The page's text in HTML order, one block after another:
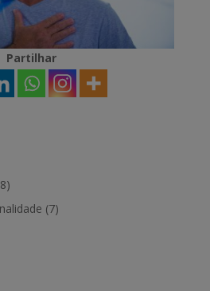
Partilhar
(7)